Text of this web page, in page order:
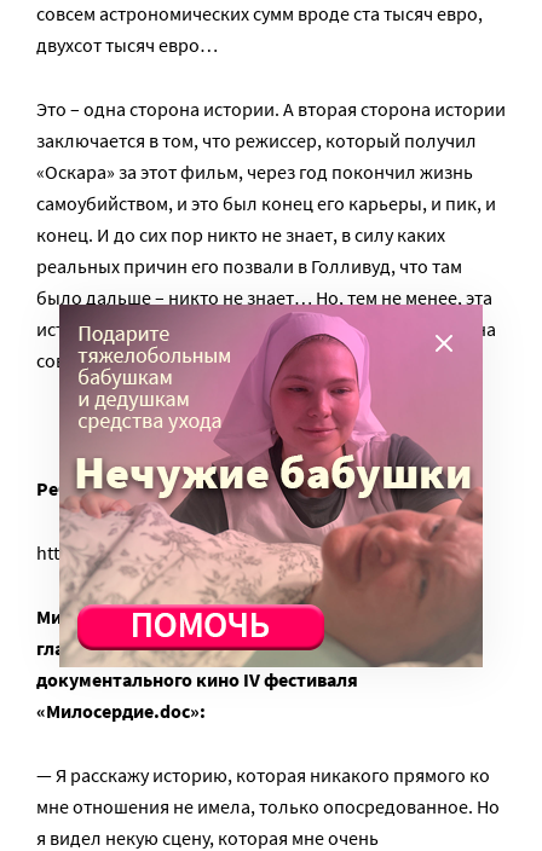
совсем астрономических сумм вроде ста тысяч евро,
двухсот тысяч евро…
Это – одна сторона истории. А вторая сторона истории
заключается в том, что режиссер, который получил
«Оскара» за этот фильм, через год покончил жизнь
самоубийством, и это был конец его карьеры, и пик, и
конец. И до сих пор никто не знает, в силу каких
реальных причин его позвали в Голливуд, что там
было дальше – никто не знает… Но, тем не менее, эта
история – про то, как фильм может вынести людей на
совершенно разные берега.
Ребята из провинции сняли кино о своей жизни
https://youtu.be/j5z2XHGKSJY
Михаил Ратгауз, кинокритик, переводчик, зам.
главного редактора Colta.ru, член жюри конкурса
документального кино IV фестиваля
«Милосердие.doc»:
— Я расскажу историю, которая никакого прямого ко
мне отношения не имела, только опосредованное. Но
я видел некую сцену, которая мне очень